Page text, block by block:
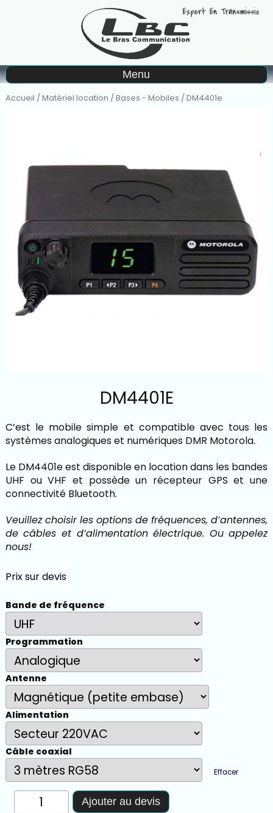
Matériel à la vente
Menu
Accueil /Matériel location /Bases - Mobiles / DM4401e
DM4401E
C’est le mobile simple et compatible avec tous les
systèmes analogiques et numériques DMR Motorola.
Le DM4401e est disponible en location dans les bandes
UHF ou VHF et possède un récepteur GPS et une
connectivité Bluetooth.
Veuillez choisir les options de fréquences, d’antennes,
de câbles et d’alimentation électrique. Ou appelez
nous!
Prix sur devis
Bande de fréquence
Programmation
Antenne
Alimentation
Câble coaxial
Effacer
quantité
Ajouter au devis